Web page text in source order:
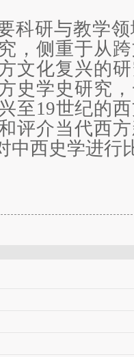
科研与教学
，侧重于从
文化复兴的
史学史研究
至19世纪的
评介当代西
中西史学进行